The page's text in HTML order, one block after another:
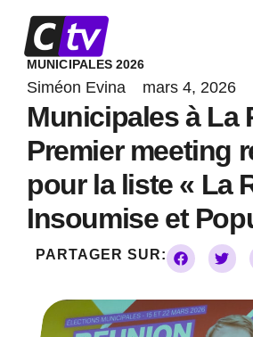
contenuMUNICIPALES 2026
Siméon Evina mars 4, 2026
Municipales à La
Premier meeting
pour la liste « La
Insoumise et
PARTAGER SUR: